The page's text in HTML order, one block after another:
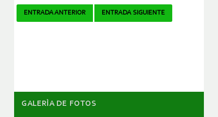
Navegador
ENTRADA ANTERIOR ENTRADA SIGUIENTE
GALERÌA DE FOTOS